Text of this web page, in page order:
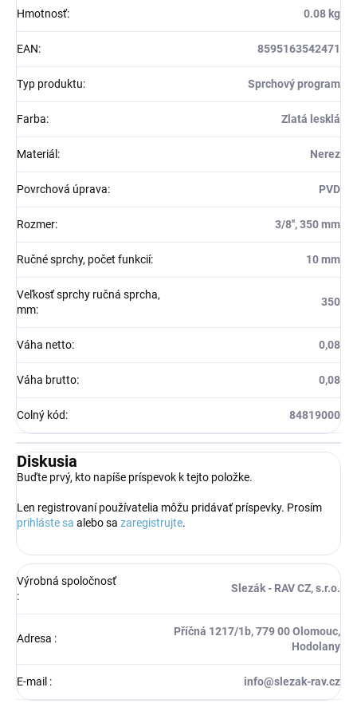
Hmotnosť: 0.08 kg
EAN: 8595163542471
Typ produktu: Sprchový program
Farba: Zlatá lesklá
Materiál : Nerez
Povrchová úprava: PVD
Rozmer: 3/8'', 350 mm
Ručné sprchy, počet funkcií: 10 mm
Veľkosť sprchy ručná sprcha,
mm:
350
Váha netto: 0,08
Váha brutto: 0,08
Colný kód: 84819000
Diskusia
Buďte prvý, kto napíše príspevok k tejto položke.
Len registrovaní používatelia môžu pridávať príspevky. Prosím
prihláste sa alebo sa zaregistrujte.
Výrobná spoločnosť
:
Slezák - RAV CZ, s.r.o.
Adresa :
Příčná 1217/1b, 779 00 Olomouc,
Hodolany
E-mail : info@slezak-rav.cz